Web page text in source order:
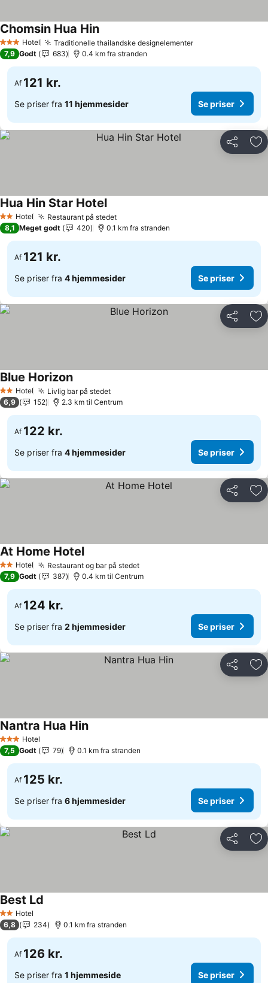
3 StjernerHotel Traditionelle thailandske designelementerSe priser
Chomsin Hua HinSe priser
7,9 Godt 683 0.4 km fra stranden
Af 121 kr.
Se priser fra 11 hjemmesider Se priser
Del
2 Stjerner
Hotel Restaurant på stedetSe priser
Hua Hin Star HotelSe priser
8,1 Meget godt 420 0.1 km fra stranden
Af 121 kr.
Se priser fra 4 hjemmesider Se priser
Del
2 Stjerner
Hotel Livlig bar på stedetSe priser
Blue HorizonSe priser
6,9 152 2.3 km til Centrum
Af 122 kr.
Se priser fra 4 hjemmesider Se priser
Del
2 Stjerner
Hotel Restaurant og bar på stedetSe priser
At Home HotelSe priser
7,9 Godt 387 0.4 km til Centrum
Af 124 kr.
Se priser fra 2 hjemmesider Se priser
Del
3 StjernerHotel
Nantra Hua HinSe priser
7,5 Godt 79 0.1 km fra stranden
Af 125 kr.
Se priser fra 6 hjemmesider Se priser
Del
2 Stjerner
Hotel
Best Ld
6,8 234 0.1 km fra stranden
Af 126 kr.
Se priser fra 1 hjemmeside Se priser